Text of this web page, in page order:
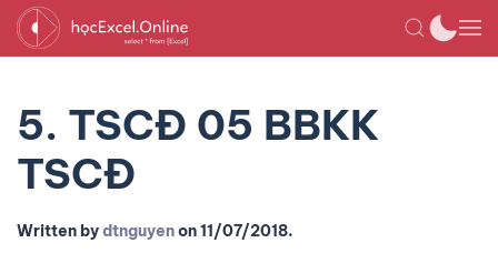
5. TSCĐ 05 BBKK
TSCĐ
Written bydtnguyenon11/07/2018.